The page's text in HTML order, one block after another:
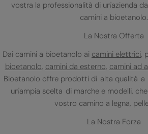
vostra la professionalità di un'azienda
camini a bioetanolo.
La Nostra Offerta
Dai camini a bioetanolo ai camini elettrici,
bioetanolo, camini da esterno, camini ad
Bioetanolo offre prodotti di alta qualità a
un'ampia scelta di marche e modelli,
vostro camino a legna,
La Nostra Forza